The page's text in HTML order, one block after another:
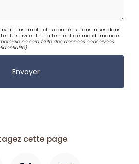
l'ensemble des données transmises dans
le suivi et le traitement de ma demande.
ne sera faite des données conservées.
)
cette page